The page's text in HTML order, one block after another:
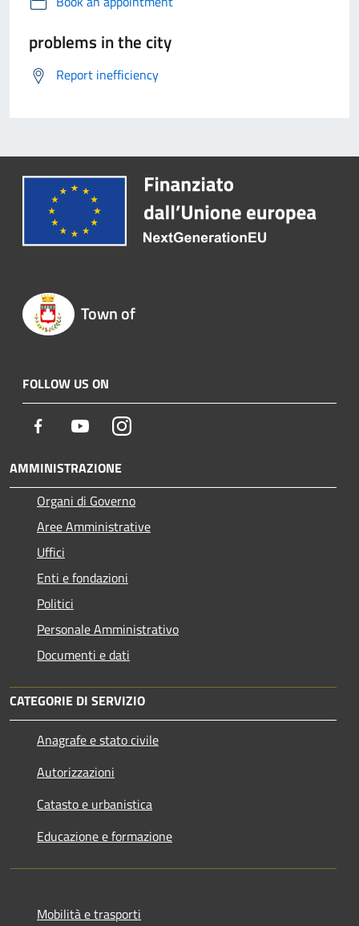
problems in the city
Report inefficiency
Town of
FOLLOW US ON
Facebook YoutubeInstagram
AMMINISTRAZIONE
Organi di Governo
Aree Amministrative
Uffici
Enti e fondazioni
Politici
Personale Amministrativo
Documenti e dati
CATEGORIE DI SERVIZIO
Anagrafe e stato civile
Autorizzazioni
Catasto e urbanistica
Educazione e formazione
Mobilità e trasporti